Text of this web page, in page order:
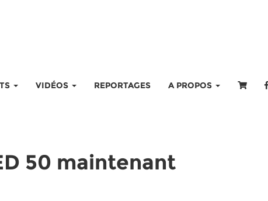
VIDÉOS REPORTAGES A PROPOS
50 maintenant